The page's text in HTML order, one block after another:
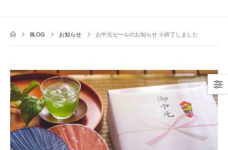
BLOG お知らせ お中元セールのお知らせ ※終了しました